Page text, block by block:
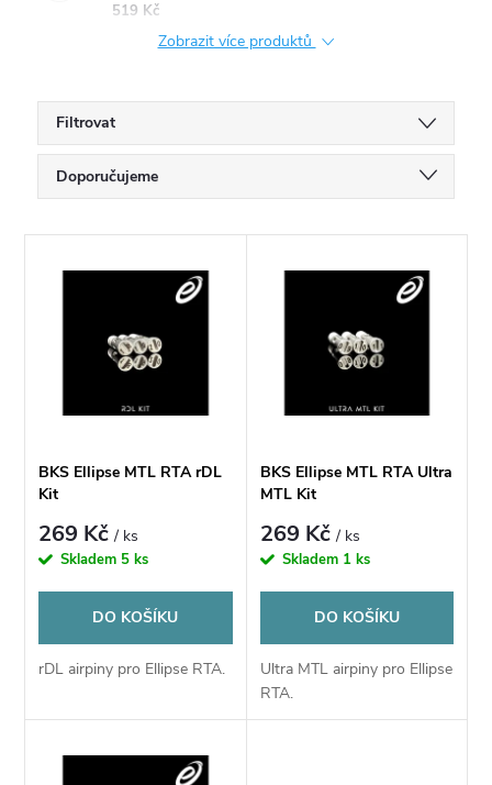
519 Kč
Zobrazit více produktů
Filtrovat
Ř
a
n
í
p
r
d
u
Doporučujeme
Abecedně
V
s
p
r
o
u
BKS Ellipse MTL RTA rDL
Kit
269 Kč/ ks
Skladem 5 ks
DO KOŠÍKU
rDL airpiny pro Ellipse RTA.
BKS Ellipse MTL RTA Ultra
MTL Kit
269 Kč/ ks
Skladem 1 ks
DO KOŠÍKU
Ultra MTL airpiny pro Ellipse
RTA.